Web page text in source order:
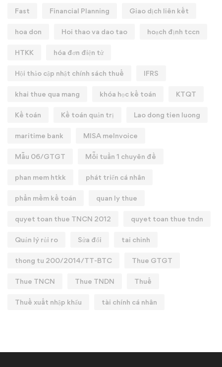
Fast Financial Planning Giao dịch liên kết
hoa don Hoi thao va dao tao hoạch định tccn
HTKK hóa đơn điện tử
Hội thảo cập nhật chính sách thuế IFRS
khai thue qua mang khóa học kế toán KTQT
Kế toán Kế toán quản trị Lao dong tien luong
maritime bank MISA meInvoice
Mẫu 06/GTGT Mỗi tuần 1 chuyên đề
phan mem htkk phát triển cá nhân
phần mềm kế toán quan ly thue
quyet toan thue TNCN 2012 quyet toan thue tndn
Quản lý rủi ro Sửa đổi tai chinh
thong tu 200/2014/TT-BTC Thue GTGT
Thue TNCN Thue TNDN Thuế
Thuế xuất nhập khẩu tài chính cá nhân